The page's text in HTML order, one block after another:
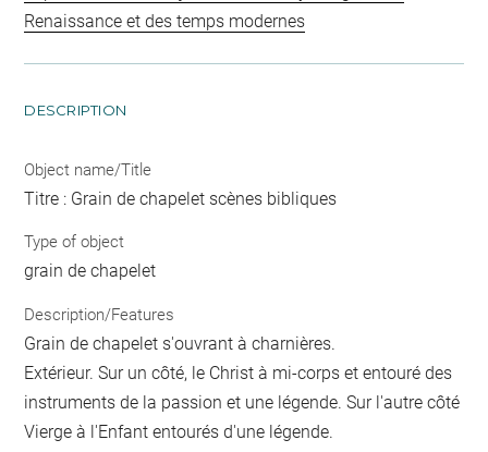
Renaissance et des temps modernes
DESCRIPTION
Object name/Title
Titre : Grain de chapelet scènes bibliques
Type of object
grain de chapelet
Description/Features
Grain de chapelet s'ouvrant à charnières.
Extérieur. Sur un côté, le Christ à mi-corps et entouré des
instruments de la passion et une légende. Sur l'autre côté
Vierge à l'Enfant entourés d'une légende.